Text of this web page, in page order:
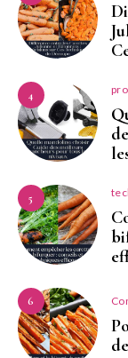
4
5
6